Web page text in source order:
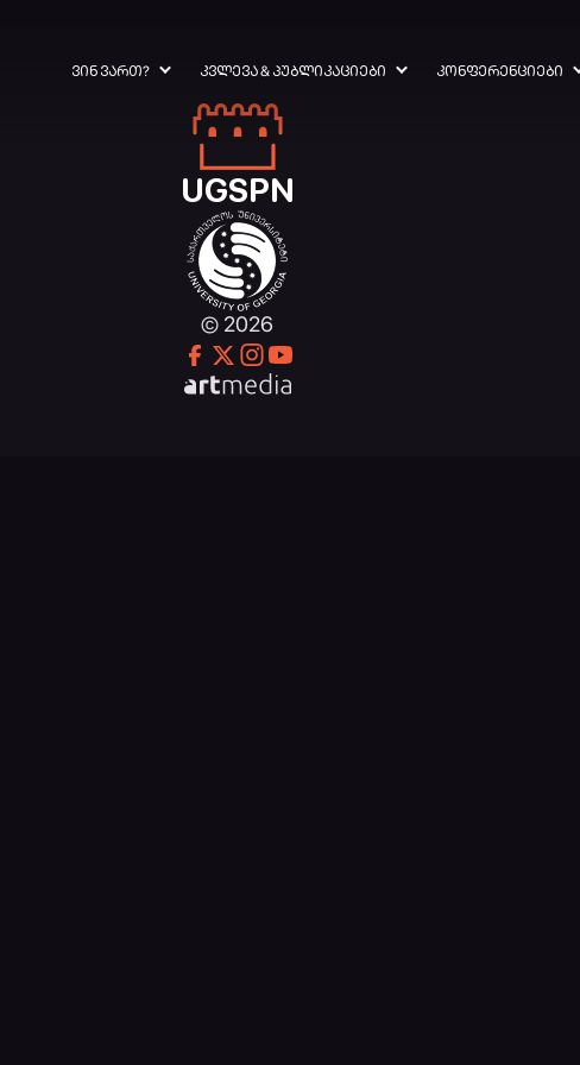
ᲕᲘᲜ ᲕᲐᲠᲗ? ᲙᲕᲚᲔᲕᲐ & ᲞᲣᲑᲚᲘᲙᲐᲪᲘᲔᲑᲘ ᲙᲝᲜᲤᲔᲠᲔᲜᲪᲘᲔᲑᲘ
UGSPN
© 2026